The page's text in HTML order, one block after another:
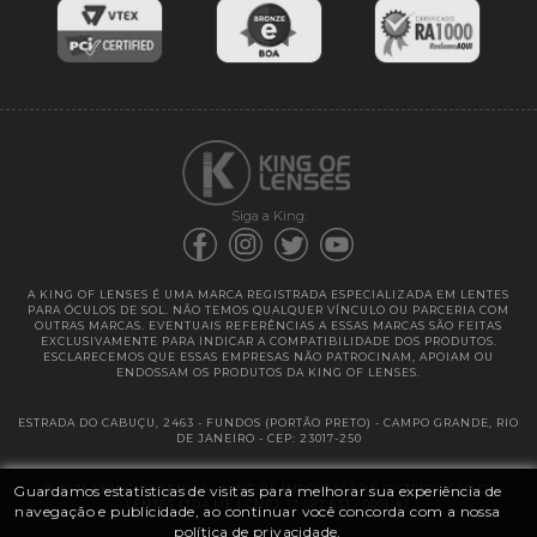
Guardamos estatísticas de visitas para melhorar sua experiência de
navegação e publicidade, ao continuar você concorda com a nossa
política de privacidade.
Entregas
Siga a King:
A KING OF LENSES É UMA MARCA REGISTRADA ESPECIALIZADA EM LENTES
PARA ÓCULOS DE SOL. NÃO TEMOS QUALQUER VÍNCULO OU PARCERIA COM
OUTRAS MARCAS. EVENTUAIS REFERÊNCIAS A ESSAS MARCAS SÃO FEITAS
EXCLUSIVAMENTE PARA INDICAR A COMPATIBILIDADE DOS PRODUTOS.
ESCLARECEMOS QUE ESSAS EMPRESAS NÃO PATROCINAM, APOIAM OU
ENDOSSAM OS PRODUTOS DA KING OF LENSES.
ESTRADA DO CABUÇU, 2463 - FUNDOS (PORTÃO PRETO) - CAMPO GRANDE, RIO
DE JANEIRO - CEP: 23017-250
@ 2025 | KING OF LENSES - KING OF IMPORTAÇÃO E DISTRIBUIÇÃO DE